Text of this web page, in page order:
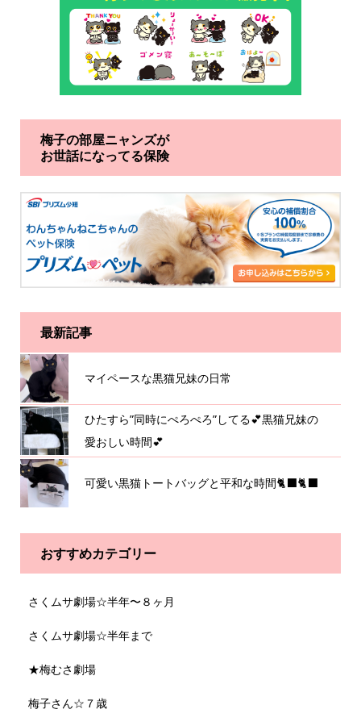
梅子の部屋ニャンズが
お世話になってる保険
最新記事
マイペースな黒猫兄妹の日常
ひたすら”同時にぺろぺろ”してる💕黒猫兄妹の
愛おしい時間💕
可愛い黒猫トートバッグと平和な時間🐈‍⬛🐈‍⬛
おすすめカテゴリー
さくムサ劇場☆半年〜８ヶ月
さくムサ劇場☆半年まで
★梅むさ劇場
梅子さん☆７歳